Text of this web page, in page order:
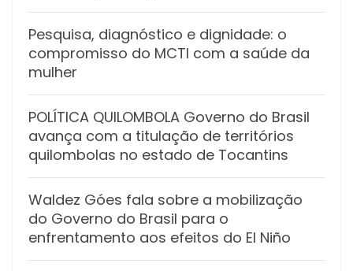
Pesquisa, diagnóstico e dignidade: o
compromisso do MCTI com a saúde da
mulher
POLÍTICA QUILOMBOLA Governo do Brasil
avança com a titulação de territórios
quilombolas no estado de Tocantins
Waldez Góes fala sobre a mobilização
do Governo do Brasil para o
enfrentamento aos efeitos do El Niño